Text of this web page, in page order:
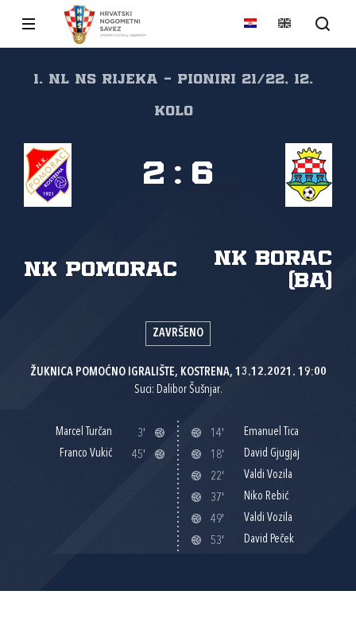
1. NL NS Rijeka - pioniri 21/22, 12.
kolo
NK Pomorac
NK Borac
(Ba)
2 : 6
ZAVRŠENO
ŽUKNICA POMOĆNO IGRALIŠTE, KOSTRENA, 13.12.2021. 19:00
Suci: Dalibor Šušnjar.
Marcel Turčan
3'
Franco Vukić
45'
14'
Emanuel Tica
18'
David Gjugjaj
22'
Valdi Vozila
37'
Niko Rebić
49'
Valdi Vozila
53'
David Peček